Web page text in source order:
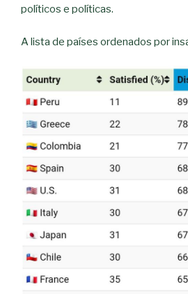
políticos e políticas.
A lista de países ordenados por